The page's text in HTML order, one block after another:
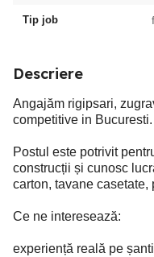
Tip job
Descriere
Angajăm rigipsari,
competitive in
Postul este potrivit
construcții și cunosc
carton, tavane
Ce ne interesează:
experiență reală pe